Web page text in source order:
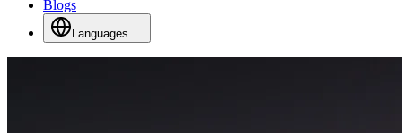
Blogs
Languages